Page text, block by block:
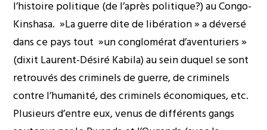
l’histoire politique (de l’après politique?) au Congo-
Kinshasa. »La guerre dite de libération » a déversé
dans ce pays tout »un conglomérat d’aventuriers »
(dixit Laurent-Désiré Kabila) au sein duquel se sont
retrouvés des criminels de guerre, de criminels
contre l’humanité, des criminels économiques, etc.
Plusieurs d’entre eux, venus de différents gangs